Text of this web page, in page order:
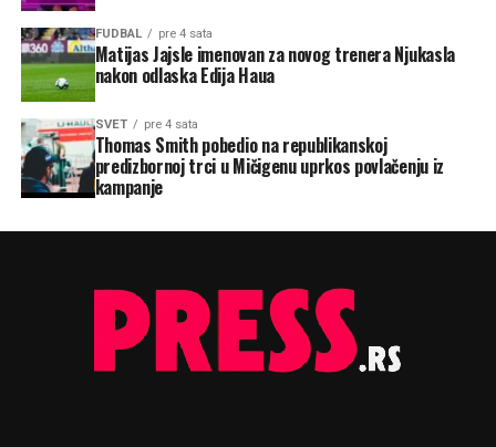
FUDBAL pre 4 sata
Matijas Jajsle imenovan za novog trenera Njukasla
nakon odlaska Edija Haua
SVET pre 4 sata
Thomas Smith pobedio na republikanskoj
predizbornoj trci u Mičigenu uprkos povlačenju iz
kampanje